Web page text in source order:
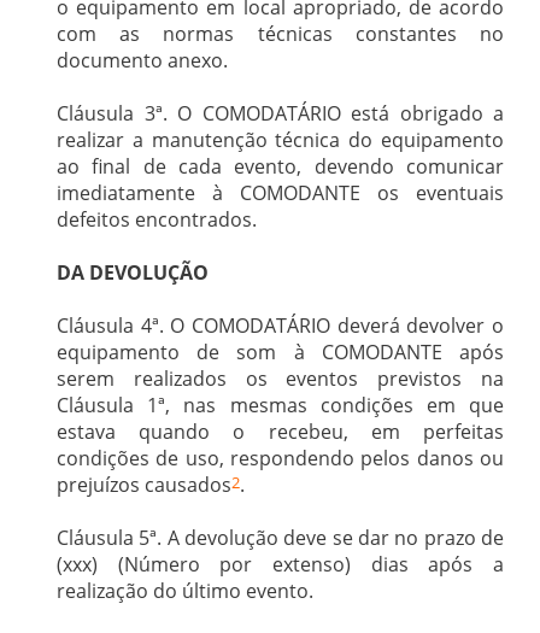
o equipamento em local apropriado, de acordo
com as normas técnicas constantes no
documento anexo.
Cláusula 3ª. O COMODATÁRIO está obrigado a
realizar a manutenção técnica do equipamento
ao final de cada evento, devendo comunicar
imediatamente à COMODANTE os eventuais
defeitos encontrados.
DA DEVOLUÇÃO
Cláusula 4ª. O COMODATÁRIO deverá devolver o
equipamento de som à COMODANTE após
serem realizados os eventos previstos na
Cláusula 1ª, nas mesmas condições em que
estava quando o recebeu, em perfeitas
condições de uso, respondendo pelos danos ou
prejuízos causados2.
Cláusula 5ª. A devolução deve se dar no prazo de
(xxx) (Número por extenso) dias após a
realização do último evento.